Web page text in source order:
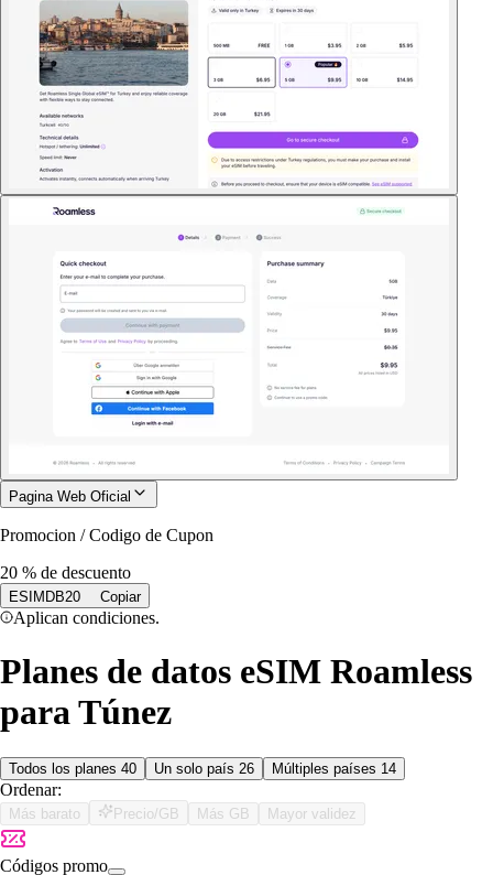
Pagina Web Oficial
Promocion / Codigo de Cupon
20 % de descuento
ESIMDB20 Copiar
Aplican condiciones.
Planes de datos eSIM Roamless
para Túnez
Todos los planes 40 Un solo país 26 Múltiples países 14
Ordenar:
Más barato Precio/GB Más GB Mayor validez
Códigos promo